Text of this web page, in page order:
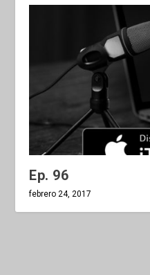
Ep. 96
febrero 24, 2017